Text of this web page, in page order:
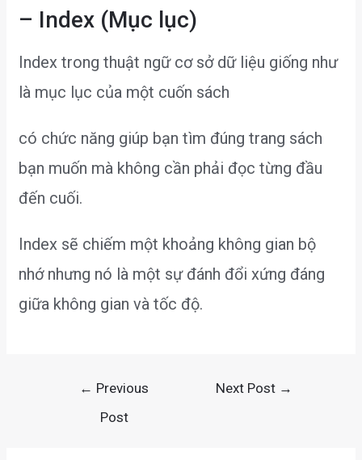
– Index (Mục lục)
Index trong thuật ngữ cơ sở dữ liệu giống như
là mục lục của một cuốn sách
có chức năng giúp bạn tìm đúng trang sách
bạn muốn mà không cần phải đọc từng đầu
đến cuối.
Index sẽ chiếm một khoảng không gian bộ
nhớ nhưng nó là một sự đánh đổi xứng đáng
giữa không gian và tốc độ.
← Previous
Post
Next Post →